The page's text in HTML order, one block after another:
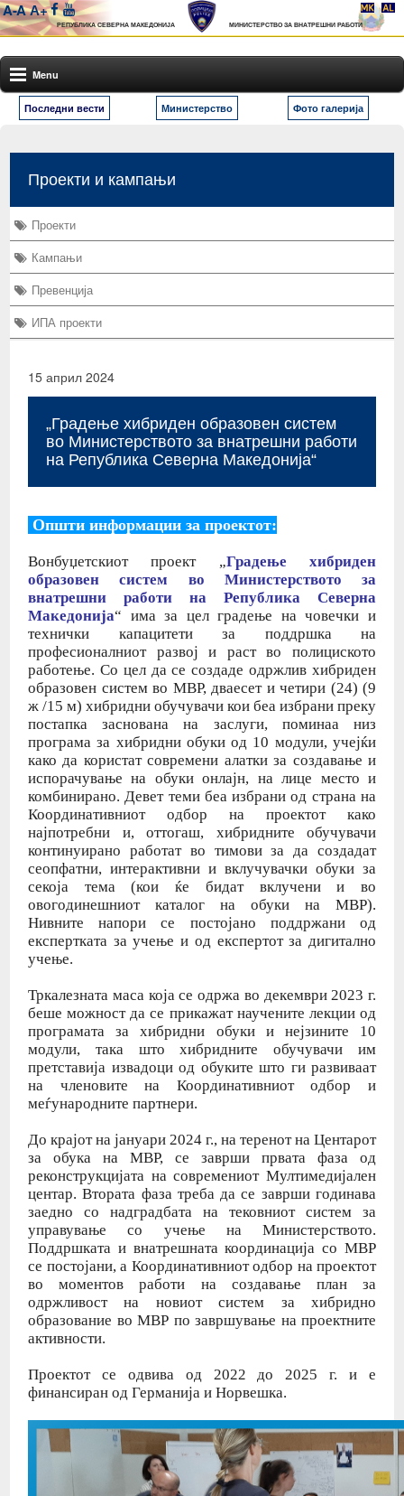
A-AА+
РЕПУБЛИКА СЕВЕРНА МАКЕДОНИЈА МИНИСТЕРСТВО ЗА ВНАТРЕШНИ РАБОТИ
Menu
Последни вести Министерство Фото галерија
Проекти и кампањи
Проекти
Кампањи
Превенција
ИПА проекти
15 април 2024
„Градење хибриден образовен систем
во Министерството за внатрешни работи
на Република Северна Македонија“
Општи информации за проектот:
Вонбуџетскиот проект „Градење хибриден
образовен систем во Министерството за
внатрешни работи на Република Северна
Македонија“ има за цел градење на човечки и
технички капацитети за поддршка на
професионалниот развој и раст во полициското
работење. Со цел да се создаде одржлив хибриден
образовен систем во МВР, дваесет и четири (24) (9
ж /15 м) хибридни обучувачи кои беа избрани преку
постапка заснована на заслуги, поминаа низ
програма за хибридни обуки од 10 модули, учејќи
како да користат современи алатки за создавање и
испорачување на обуки онлајн, на лице место и
комбинирано. Девет теми беа избрани од страна на
Координативниот одбор на проектот како
најпотребни и, оттогаш, хибридните обучувачи
континуирано работат во тимови за да создадат
сеопфатни, интерактивни и вклучувачки обуки за
секоја тема (кои ќе бидат вклучени и во
овогодинешниот каталог на обуки на МВР).
Нивните напори се постојано поддржани од
експертката за учење и од експертот за дигитално
учење.
Тркалезната маса која се одржа во декември 2023 г.
беше можност да се прикажат научените лекции од
програмата за хибридни обуки и нејзините 10
модули, така што хибридните обучувачи им
претставија извадоци од обуките што ги развиваат
на членовите на Координативниот одбор и
меѓународните партнери.
До крајот на јануари 2024 г., на теренот на Центарот
за обука на МВР, се заврши првата фаза од
реконструкцијата на современиот Мултимедијален
центар. Втората фаза треба да се заврши годинава
заедно со надградбата на тековниот систем за
управување со учење на Министерството.
Поддршката и внатрешната координација со МВР
се постојани, а Координативниот одбор на проектот
во моментов работи на создавање план за
одржливост на новиот систем за хибридно
образование во МВР по завршување на проектните
активности.
Проектот се одвива од 2022 до 2025 г. и е
финансиран од Германија и Норвешка.